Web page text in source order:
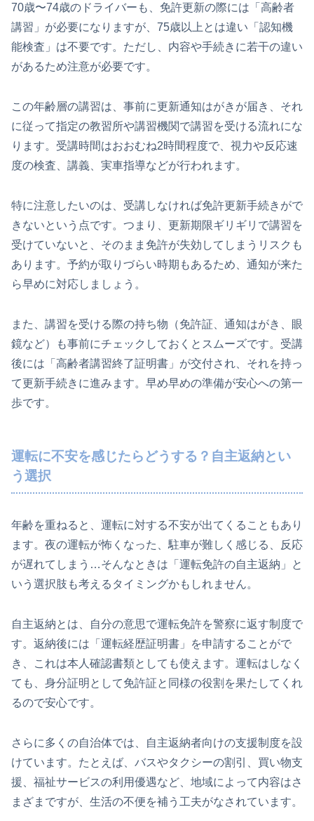
70歳〜74歳のドライバーも、免許更新の際には「高齢者
講習」が必要になりますが、75歳以上とは違い「認知機
能検査」は不要です。ただし、内容や手続きに若干の違い
があるため注意が必要です。
この年齢層の講習は、事前に更新通知はがきが届き、それ
に従って指定の教習所や講習機関で講習を受ける流れにな
ります。受講時間はおおむね2時間程度で、視力や反応速
度の検査、講義、実車指導などが行われます。
特に注意したいのは、受講しなければ免許更新手続きがで
きないという点です。つまり、更新期限ギリギリで講習を
受けていないと、そのまま免許が失効してしまうリスクも
あります。予約が取りづらい時期もあるため、通知が来た
ら早めに対応しましょう。
また、講習を受ける際の持ち物（免許証、通知はがき、眼
鏡など）も事前にチェックしておくとスムーズです。受講
後には「高齢者講習終了証明書」が交付され、それを持っ
て更新手続きに進みます。早め早めの準備が安心への第一
歩です。
運転に不安を感じたらどうする？自主返納とい
う選択
年齢を重ねると、運転に対する不安が出てくることもあり
ます。夜の運転が怖くなった、駐車が難しく感じる、反応
が遅れてしまう…そんなときは「運転免許の自主返納」と
いう選択肢も考えるタイミングかもしれません。
自主返納とは、自分の意思で運転免許を警察に返す制度で
す。返納後には「運転経歴証明書」を申請することがで
き、これは本人確認書類としても使えます。運転はしなく
ても、身分証明として免許証と同様の役割を果たしてくれ
るので安心です。
さらに多くの自治体では、自主返納者向けの支援制度を設
けています。たとえば、バスやタクシーの割引、買い物支
援、福祉サービスの利用優遇など、地域によって内容はさ
まざまですが、生活の不便を補う工夫がなされています。